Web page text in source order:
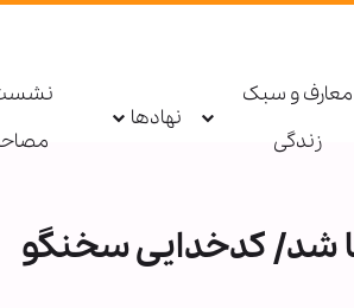
معارف و سبک
زندگی
نهادها
شد/ کدخدایی سخنگو